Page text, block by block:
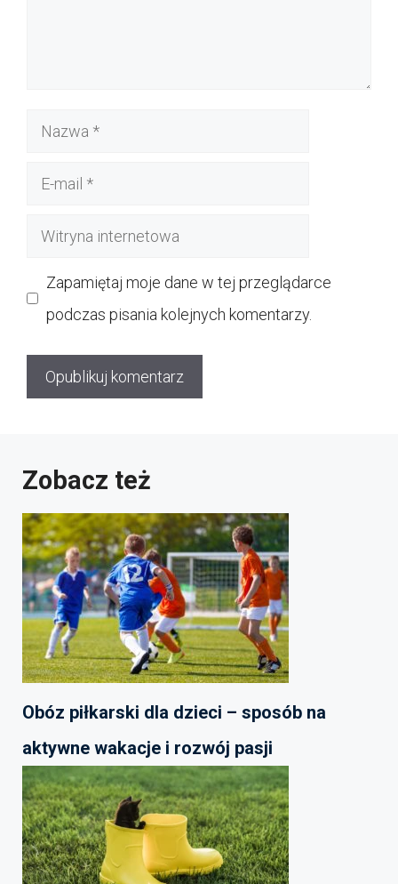
Nazwa
Witryna
Zapamiętaj moje dane w tej przeglądarce
podczas pisania kolejnych komentarzy.
Zobacz też
Obóz piłkarski dla dzieci – sposób na
aktywne wakacje i rozwój pasji